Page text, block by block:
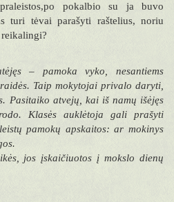
pokalbio su ja buvo
turi tėvai parašyti raštelius, noriu
– pamoka vyko, nesantiems
Taip mokytojai privalo daryti,
Pasitaiko atvejų, kai iš namų išėjęs
Klasės auklėtoja gali prašyti
pamokų apskaitos: ar mokinys
jos įskaičiuotos į mokslo dienų